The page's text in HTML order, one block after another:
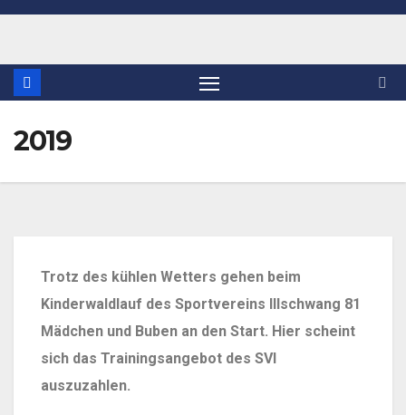
2019
Trotz des kühlen Wetters gehen beim
Kinderwaldlauf des Sportvereins Illschwang 81
Mädchen und Buben an den Start. Hier scheint
sich das Trainingsangebot des SVI
auszuzahlen.